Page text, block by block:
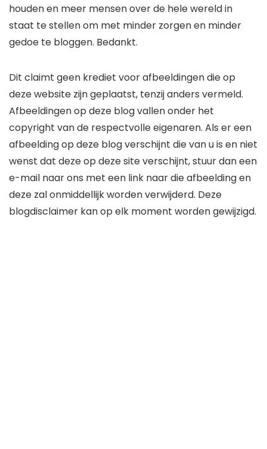
houden en meer mensen over de hele wereld in
staat te stellen om met minder zorgen en minder
gedoe te bloggen. Bedankt.
Dit claimt geen krediet voor afbeeldingen die op
deze website zijn geplaatst, tenzij anders vermeld.
Afbeeldingen op deze blog vallen onder het
copyright van de respectvolle eigenaren. Als er een
afbeelding op deze blog verschijnt die van u is en niet
wenst dat deze op deze site verschijnt, stuur dan een
e-mail naar ons met een link naar die afbeelding en
deze zal onmiddellijk worden verwijderd. Deze
blogdisclaimer kan op elk moment worden gewijzigd.